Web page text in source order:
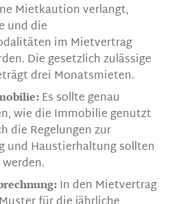
Mietkaution verlangt,
und die
im Mietvertrag
Die gesetzlich zulässige
drei Monatsmieten.
Es sollte genau
wie die Immobilie genutzt
die Regelungen zur
und Haustierhaltung sollten
In den Mietvertrag